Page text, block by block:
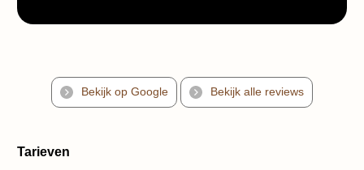
Bekijk op Google Bekijk alle reviews
Tarieven